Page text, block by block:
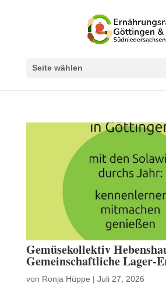
Seite wählen
Gemüsekollektiv
Gemeinschaftliche Lager-
von Ronja Hüppe | Juli 27, 2026